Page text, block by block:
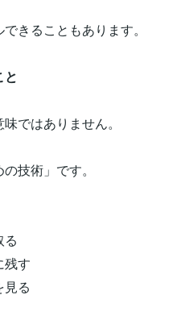
きることもあります。
ではありません。
技術」です。
す
る